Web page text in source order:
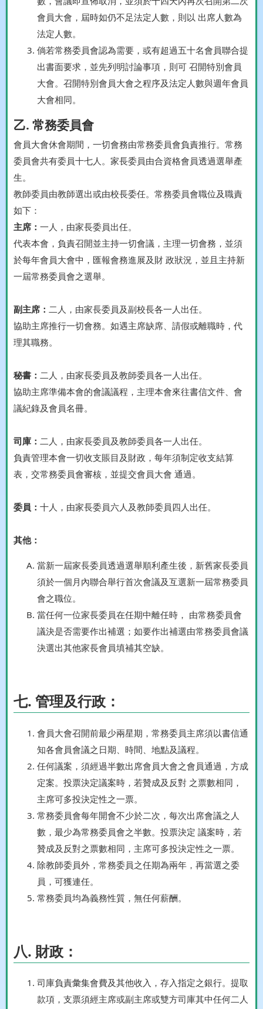
會員大會，屆時如仍不足法定人數，則以 出席人數為
法定人數。
倘若常務委員會認為需要，或有超過五十名會員聯合提
出書面要求，並先列明討論事項，則可 召開特別會員
大會。召開特別會員大會之程序及法定人數與週年會員
大會相同。
乙. 常務委員會
會員大會休會期間，一切會務由常務委員會負責推行。常務
委員會共有委員十七人。家長委員由合資格會員透過選舉產
生。
教師委員由教師選出或由校長委任。常務委員會職位及職責
如下：
主席： 一人，由家長委員出任。
代表本會，負責召開並主持一切會議，主理一切會務，並須
於每年會員大會中，匯報會務進展及財 政狀況，並且主持新
一屆常務委員會之選舉。
副主席： 二人，由家長委員及副校長各一人出任。
協助主席推行一切會務。如遇主席缺席、請假或離職時，代
理其職務。
秘書： 二人，由家長委員及教師委員各一人出任。
協助主席準備本會的會議議程，主理本會來往書信文件、會
議紀錄及會員名冊。
司庫： 二人，由家長委員及教師委員各一人出任。
負責管理本會一切收支賬目及財政，每年須制定收支結算
表，交常務委員會審核，並提交會員大會 通過。
委員： 十人，由家長委員六人及教師委員四人出任。
其他：
當新一屆家長委員透過選舉順利產生後，新舊家長委員
須於一個月內聯合舉行首次會議及互選新一屆常務委員
會之職位。
當任何一位家長委員在任期中離任時， 由常務委員會
議決是否需要作出補選；如要作出補選由常務委員會議
決選出其他家長會員填補其空缺。
七. 管理及行政：
會員大會召開前最少兩星期，常務委員主席須以書信通
知各會員會議之日期、時間、地點及議程。
任何議案，須經過半數出席會員大會之會員通過，方成
定案。投票決定議案時，若贊成及反對 之票數相同，
主席可多投決定性之一票。
常務委員會每年開會不少於二次，每次出席會議之人
數，最少為常務委員會之半數。投票決定 議案時，若
贊成及反對之票數相同，主席可多投決定性之一票。
除教師委員外，常務委員之任期為兩年，再當選之委
員，可獲連任。
常務委員均為義務性質，無任何薪酬。
八. 財政：
司庫負責彙集會費及其他收入，存入指定之銀行。提取
款項，支票須經主席或副主席或雙方司庫其中任何二人